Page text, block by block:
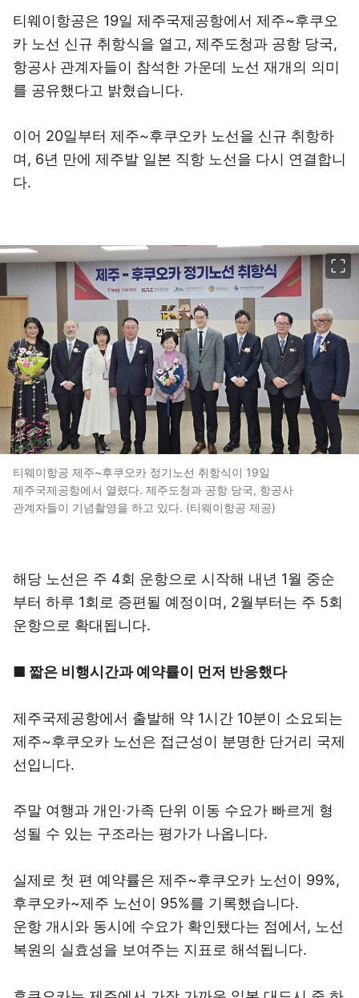
티웨이항공은 19일 제주국제공항에서 제주~후쿠오
카 노선 신규 취항식을 열고, 제주도청과 공항 당국,
항공사 관계자들이 참석한 가운데 노선 재개의 의미
를 공유했다고 밝혔습니다.
이어 20일부터 제주~후쿠오카 노선을 신규 취항하
며, 6년 만에 제주발 일본 직항 노선을 다시 연결합니
다.
티웨이항공 제주~후쿠오카 정기노선 취항식이 19일
제주국제공항에서 열렸다. 제주도청과 공항 당국, 항공사
관계자들이 기념촬영을 하고 있다. (티웨이항공 제공)
해당 노선은 주 4회 운항으로 시작해 내년 1월 중순
부터 하루 1회로 증편될 예정이며, 2월부터는 주 5회
운항으로 확대됩니다.
■ 짧은 비행시간과 예약률이 먼저 반응했다
제주국제공항에서 출발해 약 1시간 10분이 소요되는
제주~후쿠오카 노선은 접근성이 분명한 단거리 국제
선입니다.
주말 여행과 개인·가족 단위 이동 수요가 빠르게 형
성될 수 있는 구조라는 평가가 나옵니다.
실제로 첫 편 예약률은 제주~후쿠오카 노선이 99%,
후쿠오카~제주 노선이 95%를 기록했습니다.
운항 개시와 동시에 수요가 확인됐다는 점에서, 노선
복원의 실효성을 보여주는 지표로 해석됩니다.